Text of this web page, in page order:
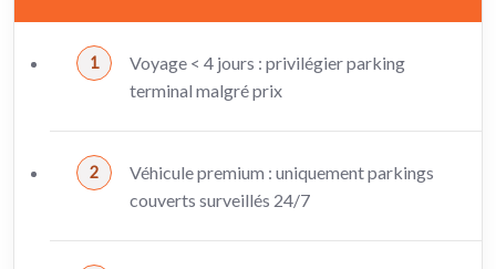
Voyage < 4 jours : privilégier parking
terminal malgré prix
Véhicule premium : uniquement parkings
couverts surveillés 24/7